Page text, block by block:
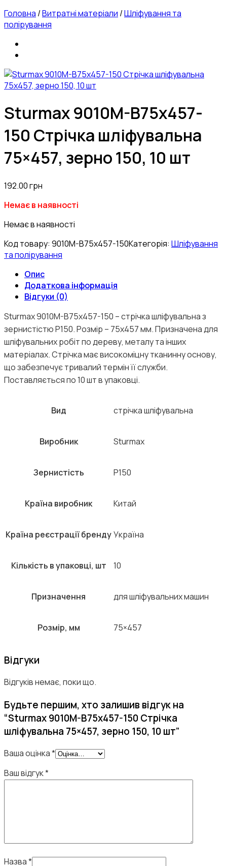
Головна /Витратні матеріали /Шліфування та
полірування
Sturmax 9010M-B75x457-
150 Стрічка шліфувальна
75×457, зерно 150, 10 шт
192.00грн
Немає в наявності
Немає в наявності
Код товару: 9010M-B75x457-150Категорія: Шліфування
та полірування
Опис
Додаткова інформація
Відгуки (0)
Sturmax 9010M-B75x457-150 – стрічка шліфувальна з
зернистістю Р150. Розмір – 75х457 мм. Призначена для
шліфувальних робіт по дереву, металу та інших
матеріалах. Стрічка має високоміцну тканинну основу,
що забезпечує тривалий термін її служби.
Поставляється по 10 шт в упаковці.
Вид стрічка шліфувальна
Виробник Sturmax
Зернистість P150
Країна виробник Китай
Країна реєстрації брендуУкраїна
Кількість в упаковці, шт 10
Призначення для шліфувальних машин
Розмір, мм 75×457
Відгуки
Відгуків немає, поки що.
Будьте першим, хто залишив відгук на
“Sturmax 9010M-B75x457-150 Стрічка
шліфувальна 75×457, зерно 150, 10 шт”
Ваша оцінка*
Ваш відгук*
Назва*